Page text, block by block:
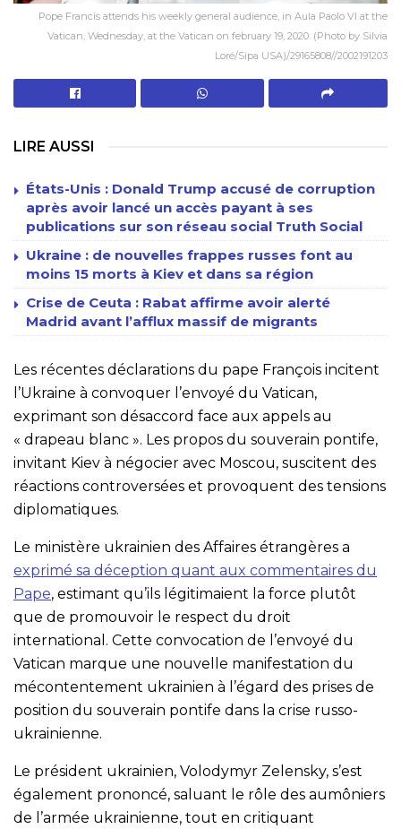
Pope Francis attends his weekly general audience, in Aula Paolo VI at the
Vatican, Wednesday, at the Vatican on february 19, 2020. (Photo by Silvia
Loré/Sipa USA)/29165808//2002191203
LIRE AUSSI
États-Unis : Donald Trump accusé de corruption
après avoir lancé un accès payant à ses
publications sur son réseau social Truth Social
Ukraine : de nouvelles frappes russes font au
moins 15 morts à Kiev et dans sa région
Crise de Ceuta : Rabat affirme avoir alerté
Madrid avant l’afflux massif de migrants
Les récentes déclarations du pape François incitent
l’Ukraine à convoquer l’envoyé du Vatican,
exprimant son désaccord face aux appels au
« drapeau blanc ». Les propos du souverain pontife,
invitant Kiev à négocier avec Moscou, suscitent des
réactions controversées et provoquent des tensions
diplomatiques.
Le ministère ukrainien des Affaires étrangères a
exprimé sa déception quant aux commentaires du
Pape, estimant qu’ils légitimaient la force plutôt
que de promouvoir le respect du droit
international. Cette convocation de l’envoyé du
Vatican marque une nouvelle manifestation du
mécontentement ukrainien à l’égard des prises de
position du souverain pontife dans la crise russo-
ukrainienne.
Le président ukrainien, Volodymyr Zelensky, s’est
également prononcé, saluant le rôle des aumôniers
de l’armée ukrainienne, tout en critiquant